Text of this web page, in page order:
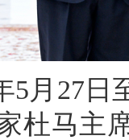
5月27
杜马主